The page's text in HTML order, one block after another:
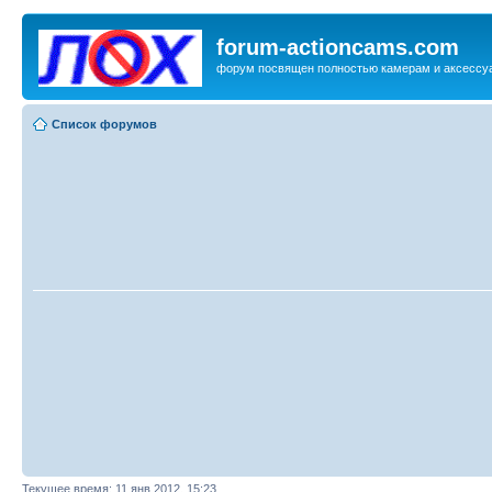
forum-actioncams.com
форум посвящен полностью камерам и
Список форумов
Текущее время: 11 янв 2012, 15:23